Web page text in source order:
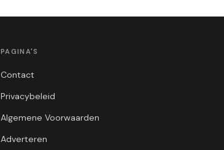
PAGINA'S
Contact
Privacybeleid
Algemene Voorwaarden
Adverteren